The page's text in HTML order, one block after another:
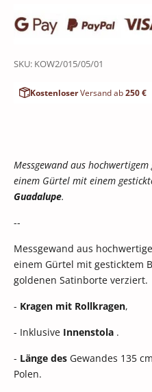
SKU: KOW2/015/05/01
KostenloserVersand ab250 €
Messgewand aus
einem Gürtel mit einem
Guadalupe.
--
Messgewand aus
einem Gürtel mit gesticktem
goldenen Satinborte verziert.
- Kragen mit Rollkragen,
- Inklusive Innenstola .
- Länge des Gewandes 135
Polen.